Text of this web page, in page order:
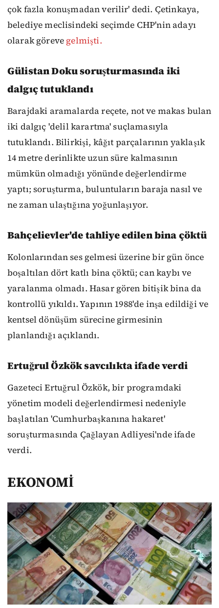
çok fazla konuşmadan verilir' dedi. Çetinkaya,
belediye meclisindeki seçimde CHP'nin adayı
olarak göreve gelmişti.
Gülistan Doku soruşturmasında iki
dalgıç tutuklandı
Barajdaki aramalarda reçete, not ve makas bulan
iki dalgıç 'delil karartma' suçlamasıyla
tutuklandı. Bilirkişi, kâğıt parçalarının yaklaşık
14 metre derinlikte uzun süre kalmasının
mümkün olmadığı yönünde değerlendirme
yaptı; soruşturma, buluntuların baraja nasıl ve
ne zaman ulaştığına yoğunlaşıyor.
Bahçelievler'de tahliye edilen bina çöktü
Kolonlarından ses gelmesi üzerine bir gün önce
boşaltılan dört katlı bina çöktü; can kaybı ve
yaralanma olmadı. Hasar gören bitişik bina da
kontrollü yıkıldı. Yapının 1988'de inşa edildiği ve
kentsel dönüşüm sürecine girmesinin
planlandığı açıklandı.
Ertuğrul Özkök savcılıkta ifade verdi
Gazeteci Ertuğrul Özkök, bir programdaki
yönetim modeli değerlendirmesi nedeniyle
başlatılan 'Cumhurbaşkanına hakaret'
soruşturmasında Çağlayan Adliyesi'nde ifade
verdi.
EKONOMİ